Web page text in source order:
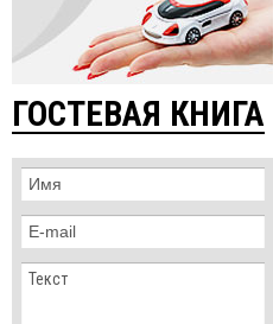
ГОСТЕВАЯ КНИГА